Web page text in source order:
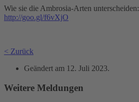
Wie sie die Ambrosia-Arten unterscheiden:
http://goo.gl/f6vXjO
< Zurück
Geändert am 12. Juli 2023.
Weitere Meldungen